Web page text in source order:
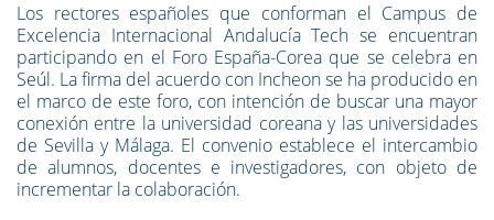
Los rectores españoles que conforman el Campus de
Excelencia Internacional Andalucía Tech se encuentran
participando en el Foro España-Corea que se celebra en
Seúl. La firma del acuerdo con Incheon se ha producido en
el marco de este foro, con intención de buscar una mayor
conexión entre la universidad coreana y las universidades
de Sevilla y Málaga. El convenio establece el intercambio
de alumnos, docentes e investigadores, con objeto de
incrementar la colaboración.